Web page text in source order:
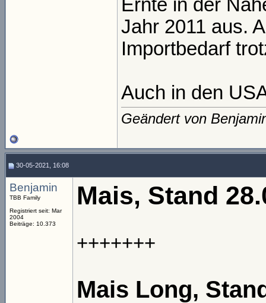
Ernte in der
Jahr 2011 aus.
Importbedarf
Auch in den
Geändert von
30-05-2021, 16:08
Benjamin
TBB Family
Registriert seit: Mar
2004
Beiträge: 10.373
Mais, Stand
+++++++
Mais Long,